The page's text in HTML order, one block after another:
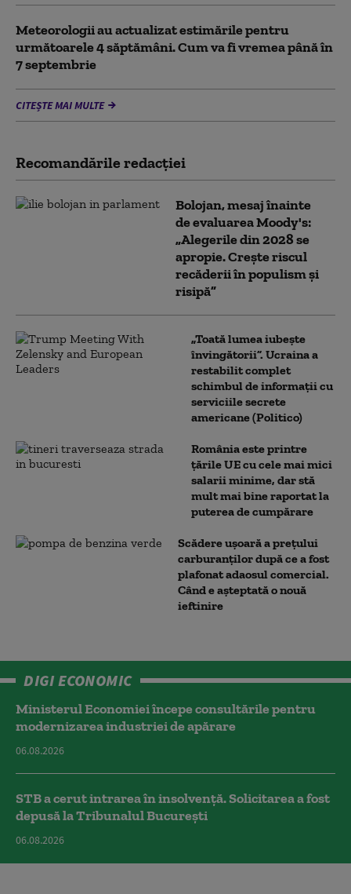
Meteorologii au actualizat estimările pentru
următoarele 4 săptămâni. Cum va fi vremea până în
7 septembrie
CITEȘTE MAI MULTE
Recomandările redacţiei
Bolojan, mesaj înainte
de evaluarea Moody's:
„Alegerile din 2028 se
apropie. Crește riscul
recăderii în populism și
risipă”
„Toată lumea iubește
învingătorii”. Ucraina a
restabilit complet
schimbul de informații cu
serviciile secrete
americane (Politico)
România este printre
țările UE cu cele mai mici
salarii minime, dar stă
mult mai bine raportat la
puterea de cumpărare
Scădere ușoară a prețului
carburanților după ce a fost
plafonat adaosul comercial.
Când e așteptată o nouă
ieftinire
DIGI ECONOMIC
Ministerul Economiei începe consultările pentru
modernizarea industriei de apărare
06.08.2026
STB a cerut intrarea în insolvență. Solicitarea a fost
depusă la Tribunalul București
06.08.2026